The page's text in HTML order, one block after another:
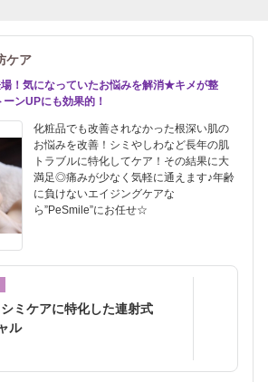
ケア
！気になっていたお悩みを解消★キメが整
ンUPにも効果的！
化粧品でも改善されなかった根深い肌の
お悩みを改善！シミやしわなど長年の肌
トラブルに特化してケア！その結果に大
満足◎痛みが少なく気軽に通えます♪年齢
に負けないエイジングケアな
ら”PeSmile”にお任せ☆
シミケアに特化した連射式
ル